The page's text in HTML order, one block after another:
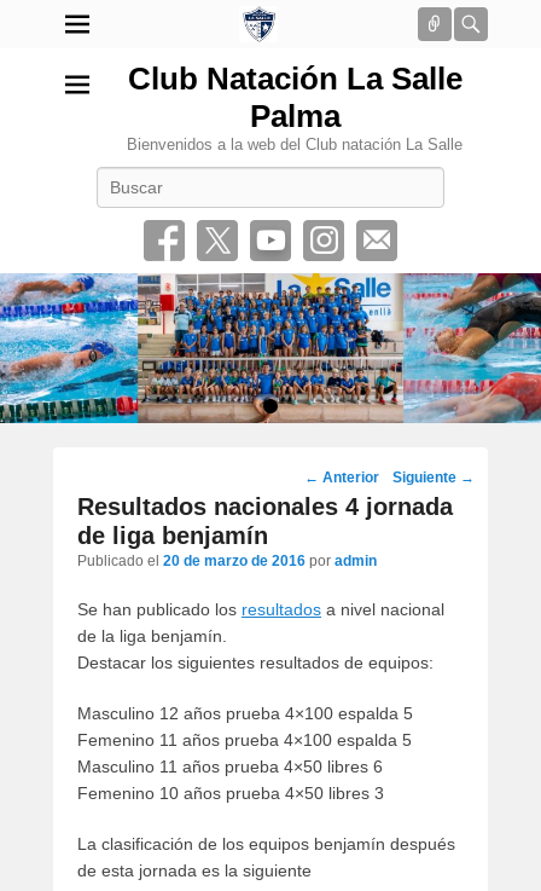
Conectar
Club Natación La Salle
Palma
Bienvenidos a la web del Club natación La Salle
•
Navegación
por
artículos
← Anterior Siguiente →
Resultados nacionales 4 jornada
de liga benjamín
Publicado el 20 de marzo de 2016 por admin
Se han publicado los resultados a nivel nacional
de la liga benjamín.
Destacar los siguientes resultados de equipos:
Masculino 12 años prueba 4×100 espalda 5
Femenino 11 años prueba 4×100 espalda 5
Masculino 11 años prueba 4×50 libres 6
Femenino 10 años prueba 4×50 libres 3
La clasificación de los equipos benjamín después
de esta jornada es la siguiente